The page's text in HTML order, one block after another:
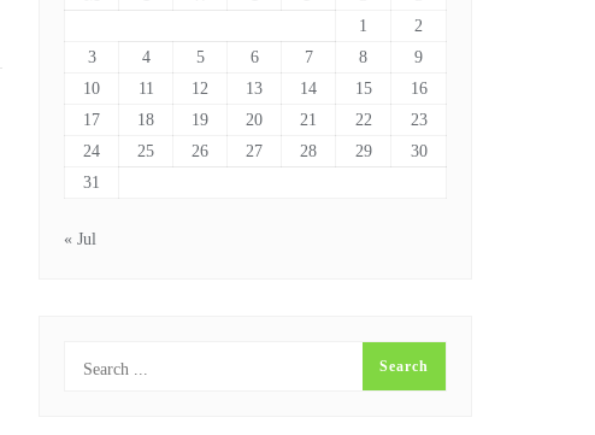
1
2
3
4 5 6 7 8
9
10
11 12 13 14 15
16
17
18 19 20 21 22
23
24
25 26 27 28 29
30
31
« Jul